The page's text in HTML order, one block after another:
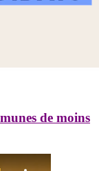
de moins